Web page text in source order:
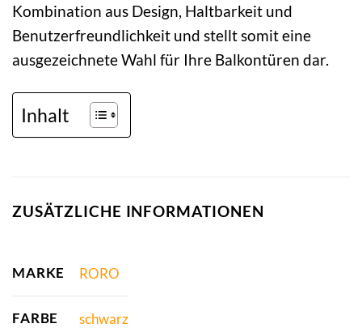
Kombination aus Design, Haltbarkeit und
Benutzerfreundlichkeit und stellt somit eine
ausgezeichnete Wahl für Ihre Balkontüren dar.
Inhalt
ZUSÄTZLICHE INFORMATIONEN
MARKE RORO
FARBE schwarz